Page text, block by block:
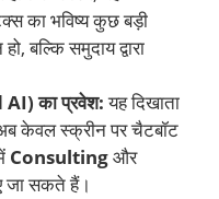
का भविष्य कुछ बड़ी
बल्कि समुदाय द्वारा
का प्रवेश:यह दिखाता
केवल स्क्रीन पर चैटबॉट
Consultingऔर
जा सकते हैं।